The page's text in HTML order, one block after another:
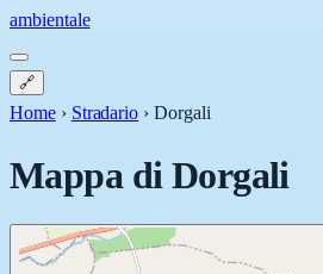
ambientale
🔗
Home › Stradario ›Dorgali
Mappa diDorgali